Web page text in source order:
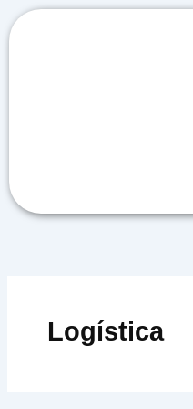
Logística